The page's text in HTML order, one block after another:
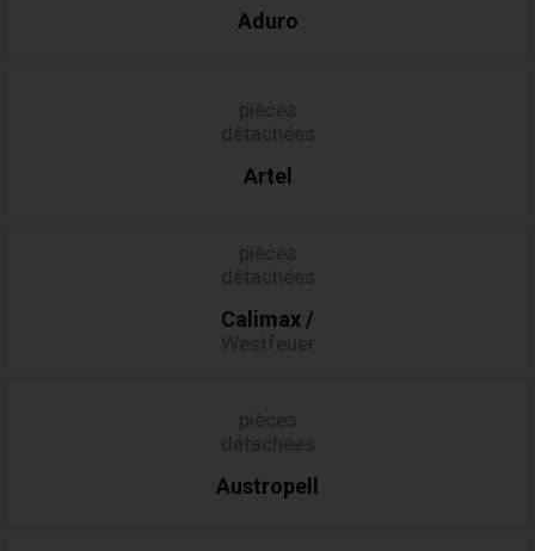
Aduro
pièces
détachées
Artel
pièces
détachées
Calimax /
Westfeuer
pièces
détachées
Austropell